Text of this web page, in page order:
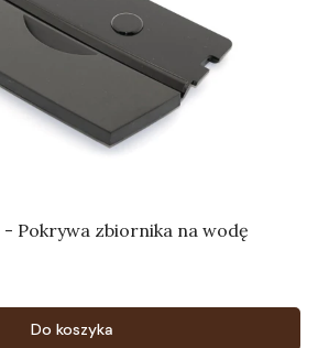
- Pokrywa zbiornika na wodę
Do koszyka